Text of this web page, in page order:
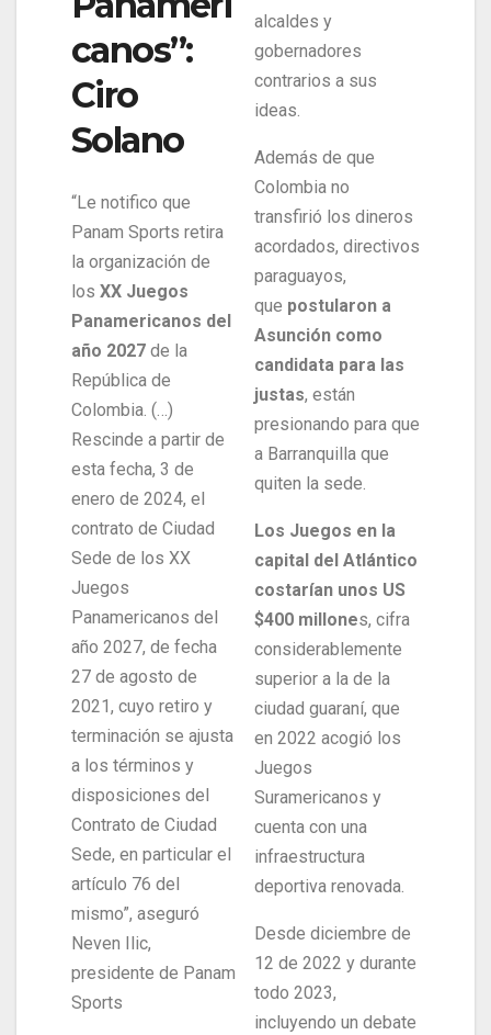
canos”:
Ciro
Solano
“Le notifico que
Panam Sports retira
la organización de
los XX Juegos
Panamericanos del
año 2027 de la
República de
Colombia. (…)
Rescinde a partir de
esta fecha, 3 de
enero de 2024, el
contrato de Ciudad
Sede de los XX
Juegos
Panamericanos del
año 2027, de fecha
27 de agosto de
2021, cuyo retiro y
terminación se ajusta
a los términos y
disposiciones del
Contrato de Ciudad
Sede, en particular el
artículo 76 del
mismo”, aseguró
Neven Ilic,
presidente de Panam
Sports
alcaldes y
gobernadores
contrarios a sus
ideas.
Además de que
Colombia no
transfirió los dineros
acordados, directivos
paraguayos,
que postularon a
Asunción como
candidata para las
justas, están
presionando para que
a Barranquilla que
quiten la sede.
Los Juegos en la
capital del Atlántico
costarían unos US
$400 millones, cifra
considerablemente
superior a la de la
ciudad guaraní, que
en 2022 acogió los
Juegos
Suramericanos y
cuenta con una
infraestructura
deportiva renovada.
Desde diciembre de
12 de 2022 y durante
todo 2023,
incluyendo un debate